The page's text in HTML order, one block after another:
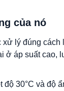
của nó
lý đúng
áp suất
30°C và